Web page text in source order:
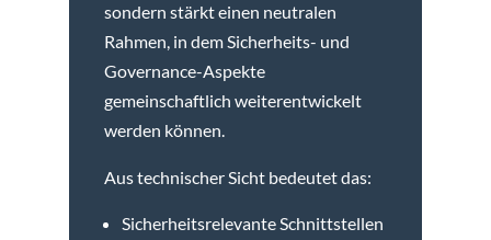
sondern stärkt einen neutralen
Rahmen, in dem Sicherheits- und
Governance-Aspekte
gemeinschaftlich weiterentwickelt
werden können.
Aus technischer Sicht bedeutet das:
Sicherheitsrelevante Schnittstellen